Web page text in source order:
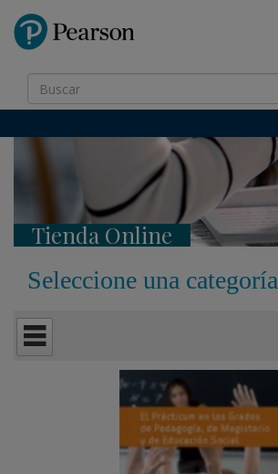
Tienda Online
Seleccione una categoría